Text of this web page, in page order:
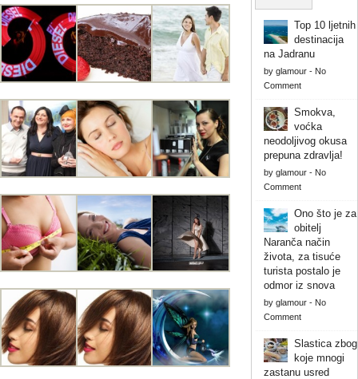
Top 10 ljetnih
destinacija
na Jadranu
by glamour- No
Comment
Smokva,
voćka
neodoljivog okusa
prepuna zdravlja!
by glamour- No
Comment
Ono što je za
obitelj
Naranča način
života, za tisuće
turista postalo je
odmor iz snova
by glamour- No
Comment
Slastica zbog
koje mnogi
zastanu usred